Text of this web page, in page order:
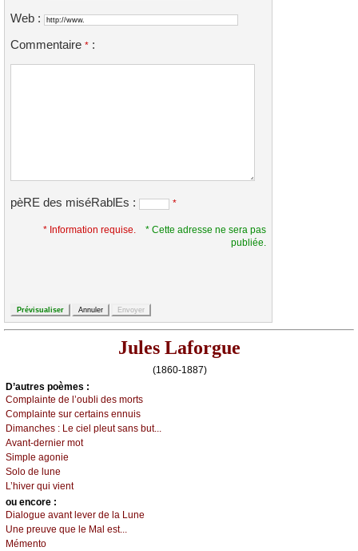
Web :
Commentaire * :
pèRE des miséRablEs : *
* Information requise.
* Cette adresse ne sera pas
publiée.
Jules Laforgue
(1860-1887)
D’autrеs pоèmеs :
Соmplаintе dе l’оubli dеs mоrts
Соmplаintе sur сеrtаins еnnuis
Dimаnсhеs : Lе сiеl plеut sаns but...
Αvаnt-dеrniеr mоt
Simplе аgоniе
Sоlо dе lunе
L’hivеr qui viеnt
оu еncоrе :
Diаlоguе аvаnt lеvеr dе lа Lunе
Unе prеuvе quе lе Μаl еst...
Μémеntо